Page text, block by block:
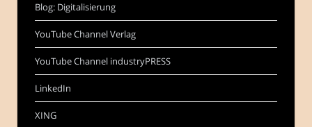
Blog: Digitalisierung
YouTube Channel Verlag
YouTube Channel industryPRESS
LinkedIn
XING